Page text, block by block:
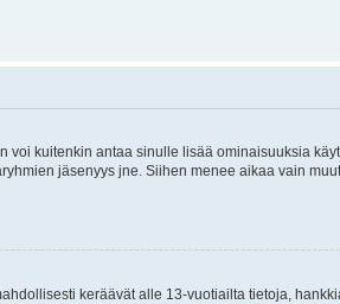
kuitenkin antaa sinulle lisää ominaisuuksia
jäsenyys jne. Siihen menee aikaa vain
keräävät alle 13-vuotiailta tietoja,